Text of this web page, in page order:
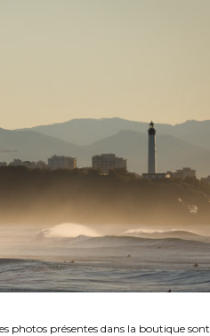
photos présentes dans la boutique sont